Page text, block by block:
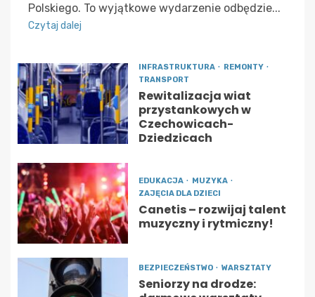
Polskiego. To wyjątkowe wydarzenie odbędzie...
Czytaj dalej
INFRASTRUKTURA
REMONTY
TRANSPORT
Rewitalizacja wiat
przystankowych w
Czechowicach-
Dziedzicach
EDUKACJA
MUZYKA
ZAJĘCIA DLA DZIECI
Canetis – rozwijaj talent
muzyczny i rytmiczny!
BEZPIECZEŃSTWO WARSZTATY
Seniorzy na drodze: